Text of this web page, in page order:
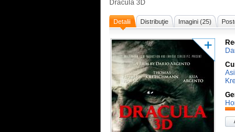
Dracula 3D
Detalii Distribuţie Imagini (25)
Cu